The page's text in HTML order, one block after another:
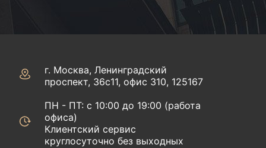
г. Москва, Ленинградский
проспект, 36с11, офис 310, 125167
ПН - ПТ: с 10:00 до 19:00 (работа
офиса)
Клиентский сервис
круглосуточно без выходных